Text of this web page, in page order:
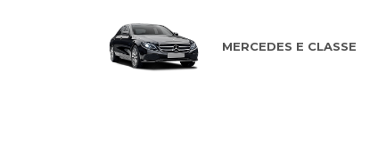
MERCEDES E CLASSE